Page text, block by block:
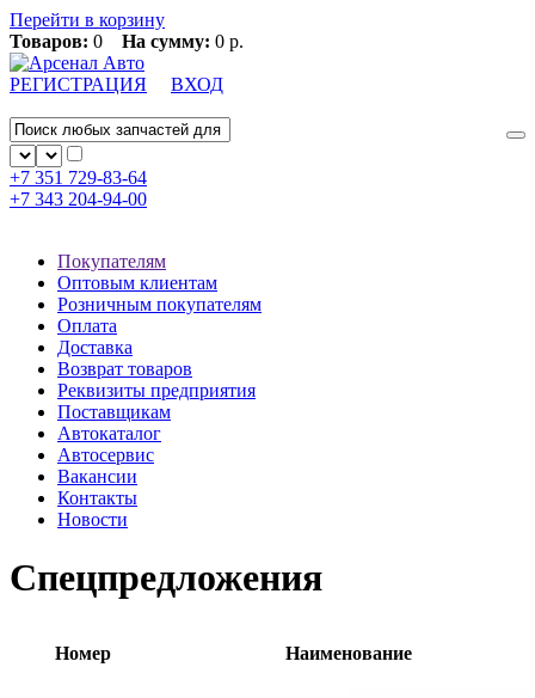
Перейти в корзину
Товаров: 0 На сумму: 0 р.
РЕГИСТРАЦИЯ ВХОД
+7 351 729-83-64
+7 343 204-94-00
Покупателям
Оптовым клиентам
Розничным покупателям
Оплата
Доставка
Возврат товаров
Реквизиты предприятия
Поставщикам
Автокаталог
Автосервис
Вакансии
Контакты
Новости
Спецпредложения
Номер Наименование